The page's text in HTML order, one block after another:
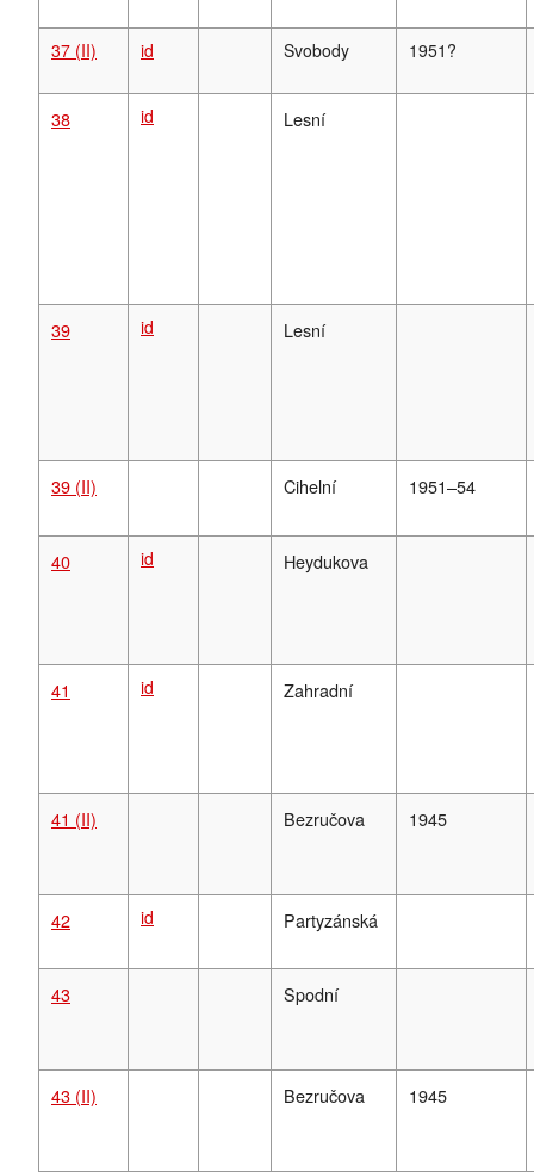
37 (II) id Svobody 1951?
38 id Lesní
39 id Lesní
39 (II) Cihelní 1951–54
40 id Heydukova
41 id Zahradní
41 (II) Bezručova 1945
42 id Partyzánská
43 Spodní
43 (II) Bezručova 1945